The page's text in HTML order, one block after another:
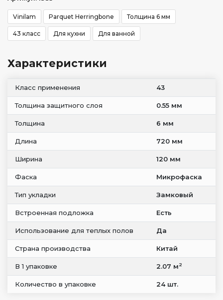
Vinilam Parquet Herringbone Толщина 6 мм
43 класс Для кухни Для ванной
Характеристики
Класс применения 43
Толщина защитного слоя 0.55 мм
Толщина 6 мм
Длина 720 мм
Ширина 120 мм
Фаска Микрофаска
Тип укладки Замковый
Встроенная подложка Есть
Использование для теплых полов Да
Страна производства Китай
В 1 упаковке 2.07 м2
Количество в упаковке 24 шт.